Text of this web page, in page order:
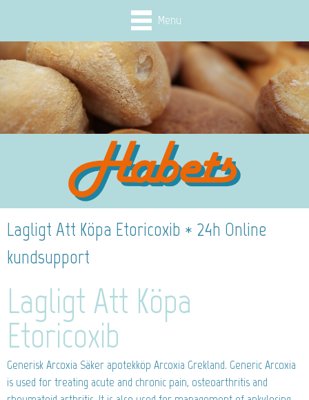
Menu
Lagligt Att Köpa Etoricoxib * 24h Online
kundsupport
Lagligt Att Köpa
Etoricoxib
Generisk Arcoxia Säker apotekköp Arcoxia Grekland. Generic Arcoxia
is used for treating acute and chronic pain, osteoarthritis and